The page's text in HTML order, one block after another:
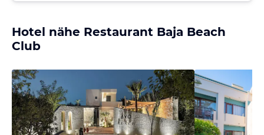
Hotel nähe Restaurant Baja Beach
Club